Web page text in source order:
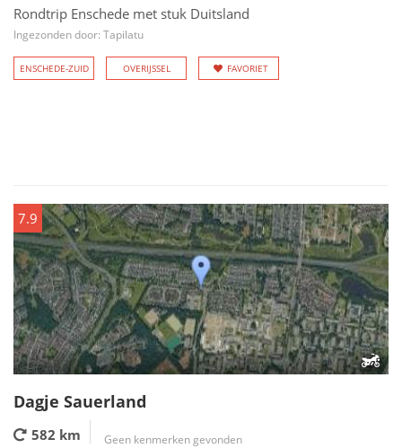
Rondtrip Enschede met stuk Duitsland
Ingezonden door: Tapilatu
ENSCHEDE-ZUID OVERIJSSEL FAVORIET
7.9
Dagje Sauerland
582 km Geen kenmerken gevonden